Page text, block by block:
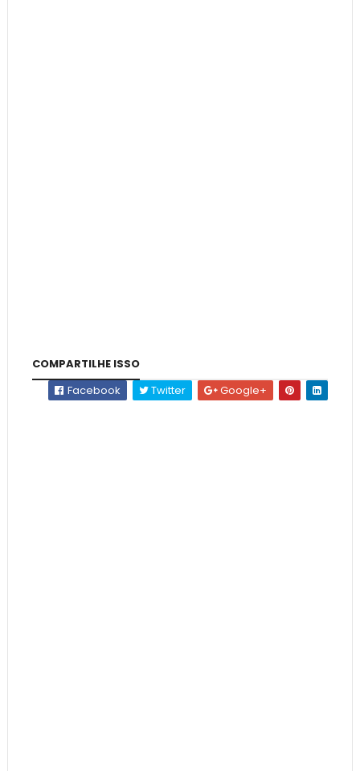
COMPARTILHE ISSO
Facebook
Twitter Google+